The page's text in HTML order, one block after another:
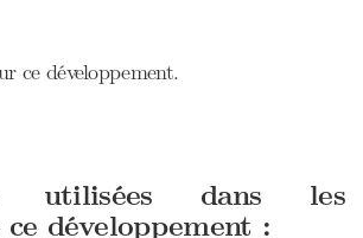
ce développement.
utilisées dans les
développement :